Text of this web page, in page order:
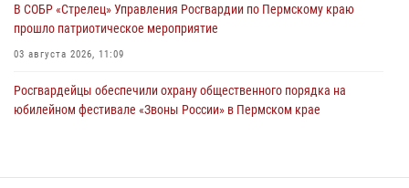
В СОБР «Стрелец» Управления Росгвардии по Пермскому краю
прошло патриотическое мероприятие
03 августа 2026, 11:09
Росгвардейцы обеспечили охрану общественного порядка на
юбилейном фестивале «Звоны России» в Пермском крае